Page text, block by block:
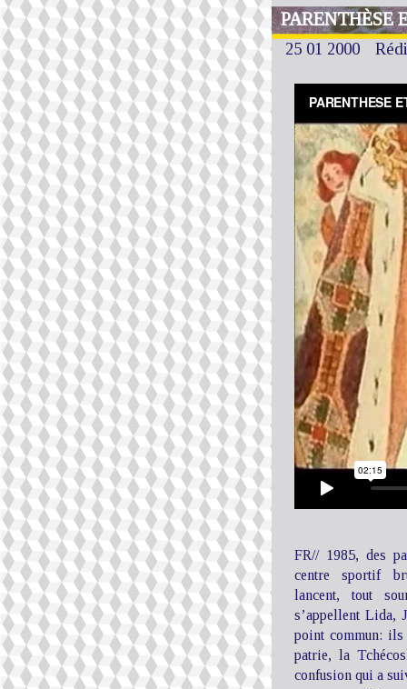
PARENTHÈSE
25 01 2000
FR// 1985, des
centre sportif
lancent, tout
s’appellent Lida,
point commun: ils
patrie, la
confusion qui a